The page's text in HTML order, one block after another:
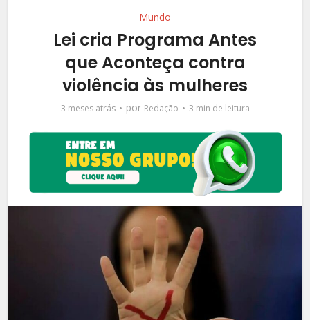
Mundo
Lei cria Programa Antes
que Aconteça contra
violência às mulheres
3 meses atrás por Redação 3 min de leitura